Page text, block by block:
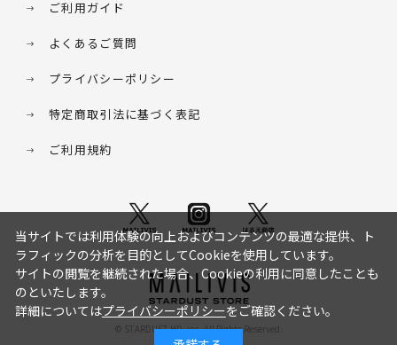
ご利用ガイド
よくあるご質問
プライバシーポリシー
特定商取引法に基づく表記
ご利用規約
© STARDUST HD. inc. All Rights Reserved.
当サイトでは利用体験の向上およびコンテンツの最適な提供、ト
ラフィックの分析を目的としてCookieを使用しています。
サイトの閲覧を継続された場合、Cookieの利用に同意したことも
のといたします。
詳細についてはプライバシーポリシーをご確認ください。